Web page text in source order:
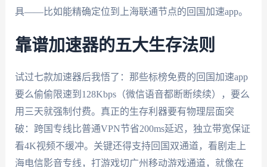
具——比如能精确定位到上海联通节点的回国加速app。
靠谱加速器的五大生存法则
试过七款加速器后我悟了：那些标榜免费的回国加速app
要么偷偷限速到128Kbps（微信语音都断断续续），要么
用三天就强制付费。真正的生存利器要有物理层面突
破：跨国专线比普通VPN节省200ms延迟，独立带宽保证
看4K视频不缓冲。关键还得支持回国双通道，看剧走上
海电信影音专线，打游戏切广州移动游戏通道，就像在